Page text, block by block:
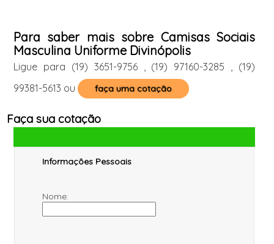
Para saber mais sobre Camisas Sociais
Masculina Uniforme Divinópolis
Ligue para (19) 3651-9756 , (19) 97160-3285 , (19)
99381-5613 ou faça uma cotação
Faça sua cotação
Informações Pessoais
Nome: